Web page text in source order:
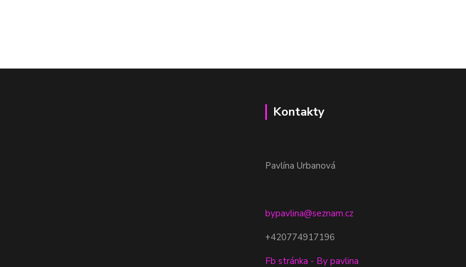
Kontakty
Pavlína Urbanová
bypavlina@seznam.cz
+420774917196
Fb stránka - By pavlina